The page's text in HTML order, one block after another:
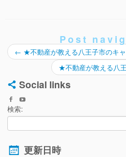
Post
← ★不動産が教える八王子市のキ
★不動産が教える八
Social links
検索:
更新日時